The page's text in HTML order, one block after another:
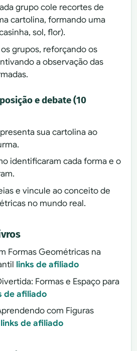
grupo cole recortes de
cartolina, formando uma
sol, flor).
grupos, reforçando os
a observação das
e debate (10
sua cartolina ao
identificaram cada forma e o
e vincule ao conceito de
no mundo real.
Formas Geométricas na
links de afiliado
Formas e Espaço para
de afiliado
com Figuras
links de afiliado